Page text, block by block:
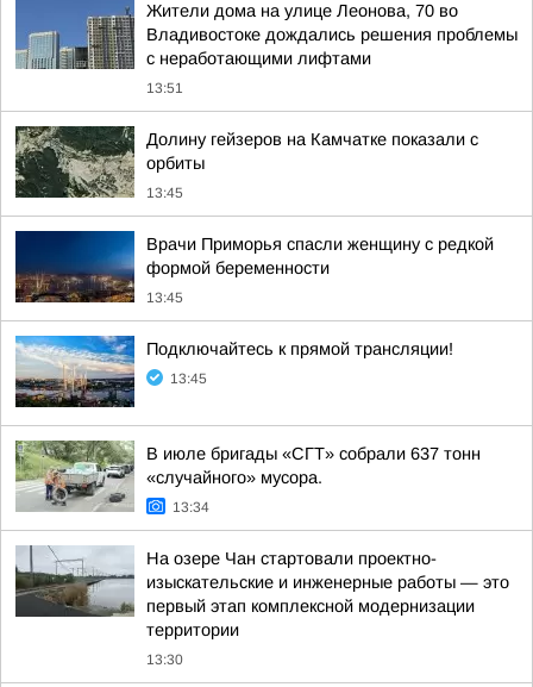
Жители дома на улице Леонова, 70 во
Владивостоке дождались решения проблемы
с неработающими лифтами
13:51
Долину гейзеров на Камчатке показали с
орбиты
13:45
Врачи Приморья спасли женщину с редкой
формой беременности
13:45
Подключайтесь к прямой трансляции!
13:45
В июле бригады «СГТ» собрали 637 тонн
«случайного» мусора.
13:34
На озере Чан стартовали проектно-
изыскательские и инженерные работы — это
первый этап комплексной модернизации
территории
13:30